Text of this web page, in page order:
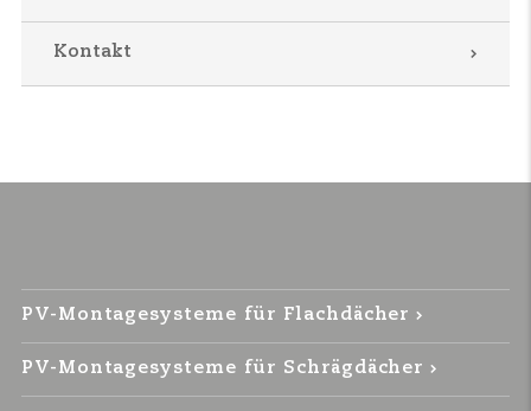
Kontakt
PV-Montagesysteme für Flachdächer
PV-Montagesysteme für Schrägdächer